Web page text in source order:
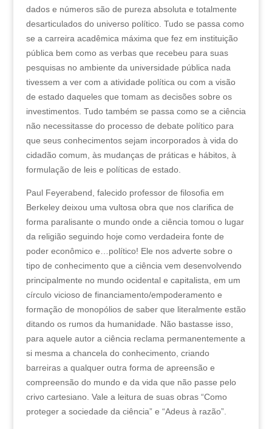
dados e números são de pureza absoluta e totalmente
desarticulados do universo político. Tudo se passa como
se a carreira acadêmica máxima que fez em instituição
pública bem como as verbas que recebeu para suas
pesquisas no ambiente da universidade pública nada
tivessem a ver com a atividade política ou com a visão
de estado daqueles que tomam as decisões sobre os
investimentos. Tudo também se passa como se a ciência
não necessitasse do processo de debate político para
que seus conhecimentos sejam incorporados à vida do
cidadão comum, às mudanças de práticas e hábitos, à
formulação de leis e políticas de estado.
Paul Feyerabend, falecido professor de filosofia em
Berkeley deixou uma vultosa obra que nos clarifica de
forma paralisante o mundo onde a ciência tomou o lugar
da religião seguindo hoje como verdadeira fonte de
poder econômico e…político! Ele nos adverte sobre o
tipo de conhecimento que a ciência vem desenvolvendo
principalmente no mundo ocidental e capitalista, em um
círculo vicioso de financiamento/empoderamento e
formação de monopólios de saber que literalmente estão
ditando os rumos da humanidade. Não bastasse isso,
para aquele autor a ciência reclama permanentemente a
si mesma a chancela do conhecimento, criando
barreiras a qualquer outra forma de apreensão e
compreensão do mundo e da vida que não passe pelo
crivo cartesiano. Vale a leitura de suas obras “Como
proteger a sociedade da ciência” e “Adeus à razão”.